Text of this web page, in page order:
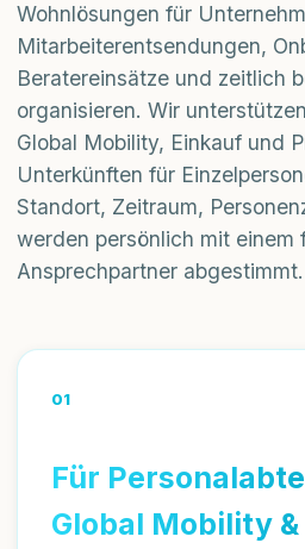
Wohnlösungen für
Mitarbeiterentsendungen,
Beratereinsätze und zeitlich
organisieren. Wir
Global Mobility, Einkauf und
Unterkünften für
Standort, Zeitraum,
werden persönlich mit einem
Ansprechpartner abgestimmt.
01
Für
Global Mobility